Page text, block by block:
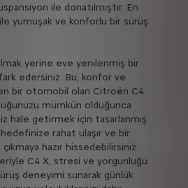
ile donatılmıştır. En
yumuşak ve konforlu bir sürüş
yerine eve yenilenmiş bir
fark edersiniz. Bu, konfor ve
bir otomobil olan Citroën C4
mümkün olduğunca
hale getirmek için tasarlanmış
rahat ulaşır ve bir
hazır hissedebilirsiniz.
C4 X, stresi ve yorgunluğu
deneyimi sunarak günlük